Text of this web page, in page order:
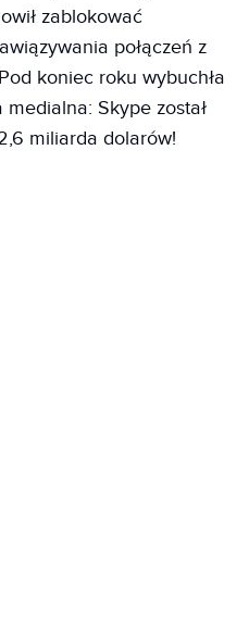
zablokować
połączeń z
koniec roku wybuchła
Skype został
miliarda dolarów!